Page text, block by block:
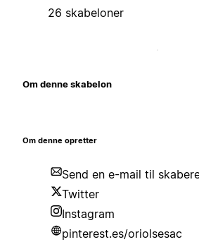
26 skabeloner
Om denne skabelon
Om denne opretter
Send en e-mail til
Twitter
Instagram
pinterest.es/oriolsesac